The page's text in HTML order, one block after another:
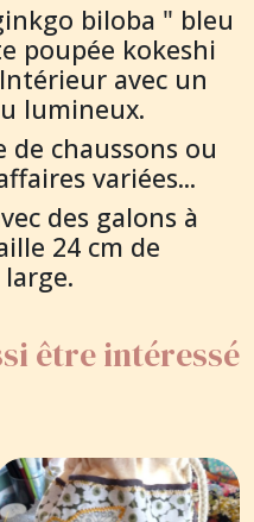
biloba " bleu
poupée kokeshi
avec un
lumineux.
chaussons ou
variées...
des galons à
24 cm de
être intéressé